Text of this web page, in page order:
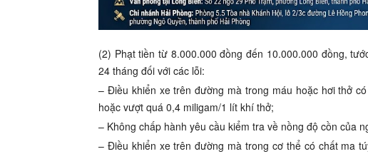
(2) Phạt tiền từ 8.000.000 đồng đến 10.000.000 đồng,
24 tháng đối với các lỗi:
– Điều khiển xe trên đường mà trong máu hoặc hơi thở
hoặc vượt quá 0,4 miligam/1 lít khí thở;
– Không chấp hành yêu cầu kiểm tra về nồng độ cồn của
– Điều khiển xe trên đường mà trong cơ thể có chất ma